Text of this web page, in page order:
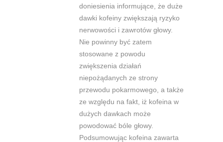
doniesienia informujące, że duże
dawki kofeiny zwiększają ryzyko
nerwowości i zawrotów głowy.
Nie powinny być zatem
stosowane z powodu
zwiększenia działań
niepożądanych ze strony
przewodu pokarmowego, a także
ze względu na fakt, iż kofeina w
dużych dawkach może
powodować bóle głowy.
Podsumowując kofeina zawarta